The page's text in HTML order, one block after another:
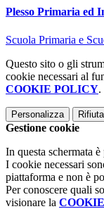
Plesso Primaria ed
Scuola Primaria e
Questo sito o gli
cookie necessari al
COOKIE POLICY.
Personalizza
Gestione cookie
In questa schermata
I cookie necessari
piattaforma e non è
Per conoscere quali
visionare la